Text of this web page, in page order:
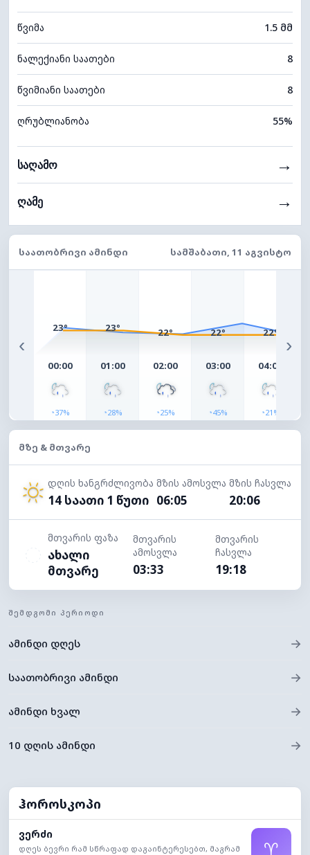
წვიმა 1.5 მმ
ნალექიანი საათები 8
წვიმიანი საათები 8
ღრუბლიანობა 55%
საღამო →
ღამე →
ᲡᲐᲐᲗᲝᲑᲠᲘᲕᲘ ᲐᲛᲘᲜᲓᲘ ᲡᲐᲛᲨᲐᲑᲐᲗᲘ, 11 ᲐᲒᲕᲘᲡᲢᲝ
‹
23°
00:00
◔37%
23°
01:00
◔28%
22°
02:00
◔25%
22°
03:00
◔45%
22°
04:00
◔21%
›
ᲛᲖᲔ & ᲛᲗᲕᲐᲠᲔ
დღის ხანგრძლივობა
14 საათი 1 წუთი
მზის ამოსვლა
06:05
მზის ჩასვლა
20:06
მთვარის ფაზა
ახალი
მთვარე
მთვარის
ამოსვლა
03:33
მთვარის
ჩასვლა
19:18
ᲨᲔᲛᲓᲒᲝᲛᲘ ᲞᲔᲠᲘᲝᲓᲘ
ამინდი დღეს →
საათობრივი ამინდი →
ამინდი ხვალ →
10 დღის ამინდი →
ჰოროსკოპი
ვერძი
დღეს ბევრი რამ სწრაფად დაგაინტერესებთ, მაგრამ
♈